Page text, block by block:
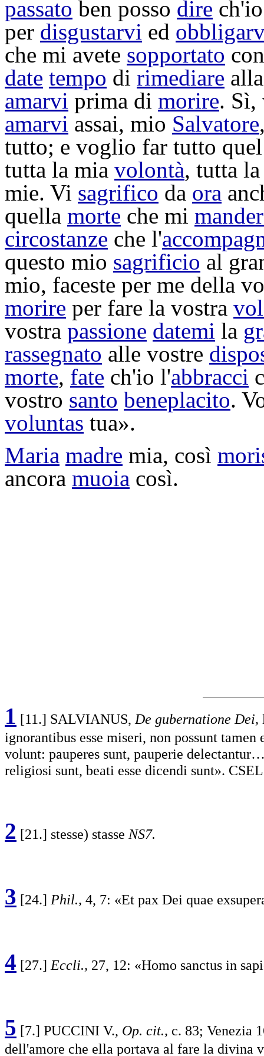
passato ben posso dire
per disgustarvi ed
che mi avete sopportato
date tempo di rimediare
amarvi prima di morire.
amarvi assai, mio Salvatore
tutto; e voglio far tutto
tutta la mia volontà, tutta
mie. Vi sagrifico da ora
quella morte che mi
circostanze che l'
questo mio sagrificio al
mio, faceste per me della
morire per fare la vostra
vostra passione datemi la
rassegnato alle vostre
morte, fate ch'io l'abbracci
vostro santo beneplacito.
voluntas tua».
Maria madre mia, così
ancora muoia così.
1 [11.] SALVIANUS, De gubernatione Dei,
ignorantibus esse miseri, non possunt
volunt: pauperes sunt, pauperie
religiosi sunt, beati esse dicendi sunt».
2 [21.] stesse) stasse NS7.
3 [24.] Phil., 4, 7: «Et pax Dei quae
4 [27.] Eccli., 27, 12: «Homo sanctus in
5 [7.] PUCCINI V., Op. cit., c. 83; Venezia
dell'amore che ella portava al fare la divina